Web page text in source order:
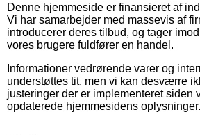
Denne hjemmeside er finansieret af
Vi har samarbejder med massevis af
introducerer deres tilbud, og tager
vores brugere fuldfører en handel.
Informationer vedrørende varer og
understøttes tit, men vi kan desværre
justeringer der er implementeret siden
opdaterede hjemmesidens oplysninger.